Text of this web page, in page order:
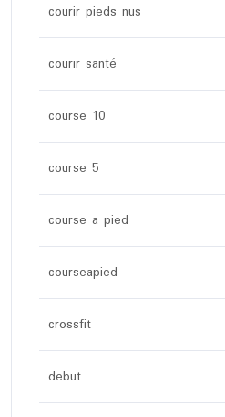
courir pieds nus
courir santé
course 10
course 5
course a pied
courseapied
crossfit
debut